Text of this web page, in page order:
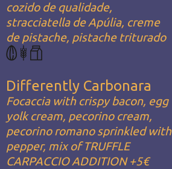
cozido de qualidade,
stracciatella de Apúlia, creme
de pistache, pistache triturado
Differently Carbonara
Focaccia with crispy bacon, egg
yolk cream, pecorino cream,
pecorino romano sprinkled with
pepper, mix of TRUFFLE
CARPACCIO ADDITION +5€